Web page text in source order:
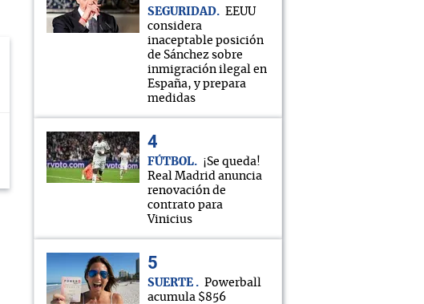
SEGURIDAD
EEUU
considera
inaceptable posición
de Sánchez sobre
inmigración ilegal en
España, y prepara
medidas
FÚTBOL
¡Se queda!
Real Madrid anuncia
renovación de
contrato para
Vinicius
SUERTE
Powerball
acumula $856